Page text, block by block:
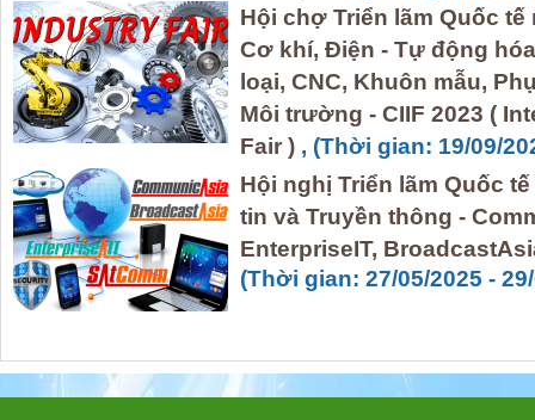
Hội chợ Triển lãm Quốc
Cơ khí, Điện - Tự động
loại, CNC, Khuôn mẫu,
Môi trường - CIIF 2023 (
Fair ) , (Thời gian: 19/09/
Hội nghị Triển lãm Quốc
tin và Truyền thông -
EnterpriseIT,
(Thời gian: 27/05/2025 -